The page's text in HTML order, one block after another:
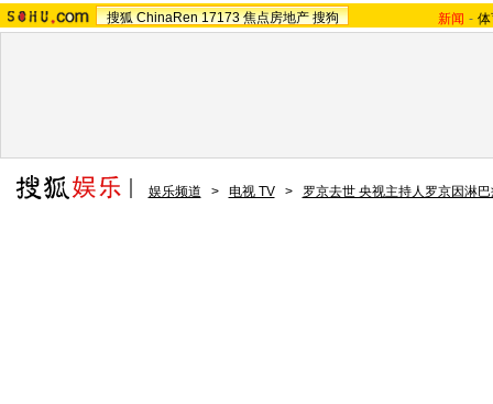
搜狐 ChinaRen 17173 焦点房地产 搜狗 新闻 -
娱乐频道 > 电视 TV > 罗京去世 央视主持人罗京因淋